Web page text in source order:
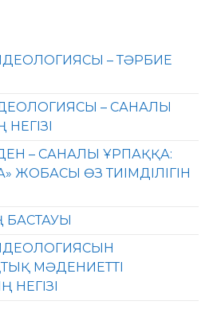
– ТӘРБИЕ
– САНАЛЫ
– САНАЛЫ ҰРПАҚҚА:
ЖОБАСЫ ӨЗ ТИІМДІЛІГІН
БАСТАУЫ
МӘДЕНИЕТТІ